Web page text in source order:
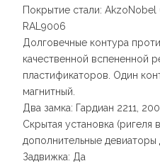
Покрытие стали:
RAL9006
Долговечные контура
качественной вспененной
пластификаторов. Один
магнитный.
Два замка: Гардиан 2211,
Скрытая установка (ригеля
дополнительные
Задвижка: Да